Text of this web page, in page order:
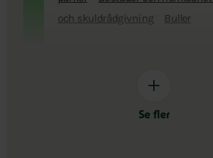
och skuldrådgivning
Buller
Se fler